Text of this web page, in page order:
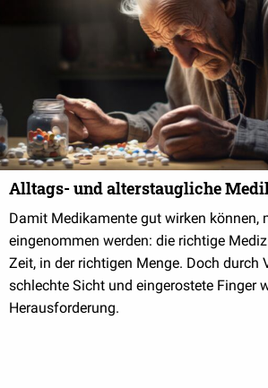
Alltags- und alterstaugliche
Damit Medikamente gut wirken können,
eingenommen werden: die richtige
Zeit, in der richtigen Menge. Doch durch
schlechte Sicht und eingerostete Finger
Herausforderung.